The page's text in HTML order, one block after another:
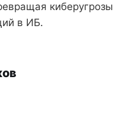
киберугрозы
в ИБ.